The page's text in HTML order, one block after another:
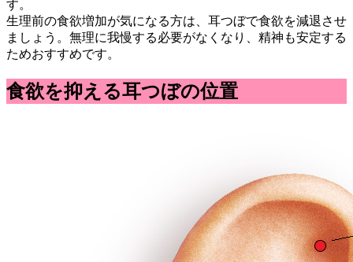
す。
生理前の食欲増加が気になる方は、耳つぼで食欲を減退させ
ましょう。無理に我慢する必要がなくなり、精神も安定する
ためおすすめです。
食欲を抑える耳つぼの位置